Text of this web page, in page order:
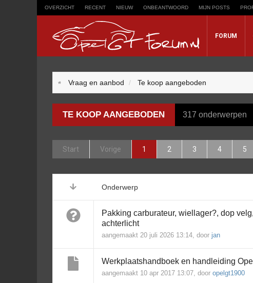
OVERZICHT RECENT NIEUW ONBEANTWOORD MIJN POSTS
Zoeken op trefwoord:
FORUM
Vraag en aanbod Te koop aangeboden
TE KOOP AANGEBODEN 317 onderwerpen
Start Vorige 1 2 3 4 5
Onderwerp
Pakking carburateur, wiellager?, dop
achterlicht
aangemaakt 20 juli 2026 13:14, door jan
Werkplaatshandboek en handleiding
aangemaakt 10 apr 2017 13:07, door opelgt1900